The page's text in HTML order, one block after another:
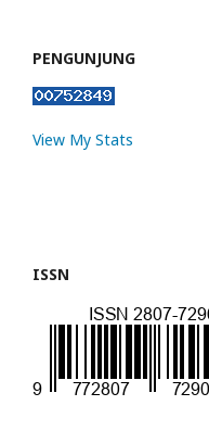
PENGUNJUNG
View My Stats
ISSN